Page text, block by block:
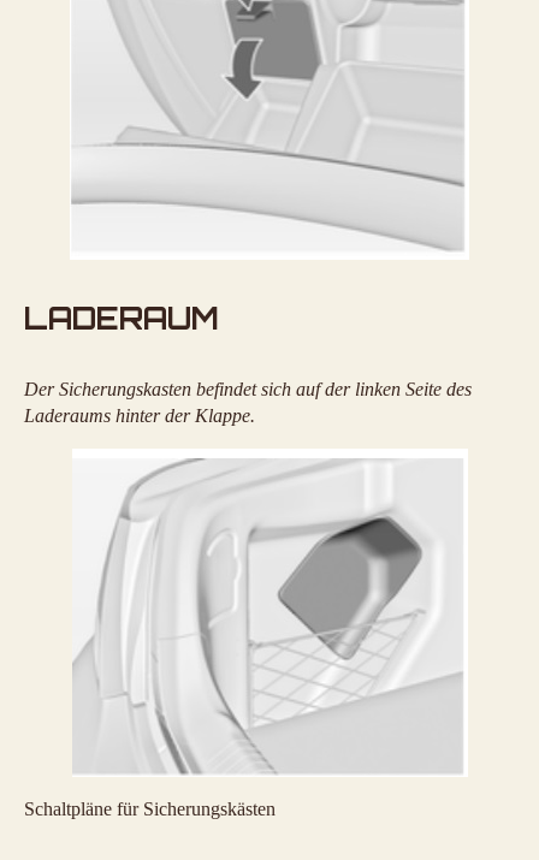
LADERAUM
Der Sicherungskasten befindet sich auf der linken Seite des
Laderaums hinter der Klappe.
Schaltpläne für Sicherungskästen